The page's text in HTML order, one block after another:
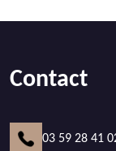
Contact
03 59 28 41